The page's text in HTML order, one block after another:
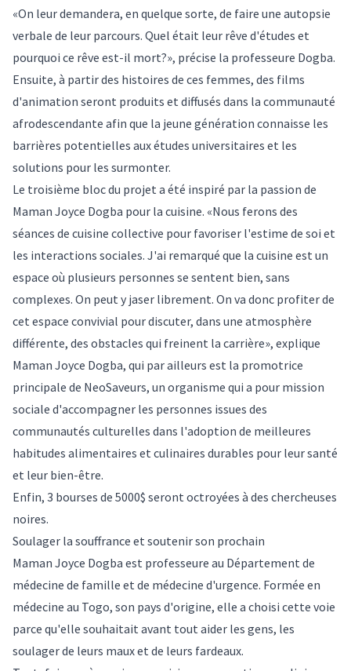
«On leur demandera, en quelque sorte, de faire une autopsie
verbale de leur parcours. Quel était leur rêve d'études et
pourquoi ce rêve est-il mort?», précise la professeure Dogba.
Ensuite, à partir des histoires de ces femmes, des films
d'animation seront produits et diffusés dans la communauté
afrodescendante afin que la jeune génération connaisse les
barrières potentielles aux études universitaires et les
solutions pour les surmonter.
Le troisième bloc du projet a été inspiré par la passion de
Maman Joyce Dogba pour la cuisine. «Nous ferons des
séances de cuisine collective pour favoriser l'estime de soi et
les interactions sociales. J'ai remarqué que la cuisine est un
espace où plusieurs personnes se sentent bien, sans
complexes. On peut y jaser librement. On va donc profiter de
cet espace convivial pour discuter, dans une atmosphère
différente, des obstacles qui freinent la carrière», explique
Maman Joyce Dogba, qui par ailleurs est la promotrice
principale de NeoSaveurs, un organisme qui a pour mission
sociale d'accompagner les personnes issues des
communautés culturelles dans l'adoption de meilleures
habitudes alimentaires et culinaires durables pour leur santé
et leur bien-être.
Enfin, 3 bourses de 5000$ seront octroyées à des chercheuses
noires.
Soulager la souffrance et soutenir son prochain
Maman Joyce Dogba est professeure au Département de
médecine de famille et de médecine d'urgence. Formée en
médecine au Togo, son pays d'origine, elle a choisi cette voie
parce qu'elle souhaitait avant tout aider les gens, les
soulager de leurs maux et de leurs fardeaux.